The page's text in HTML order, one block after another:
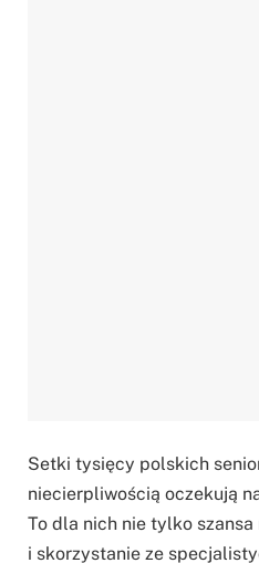
Setki tysięcy polskich
niecierpliwością oczekują
To dla nich nie tylko
i skorzystanie ze